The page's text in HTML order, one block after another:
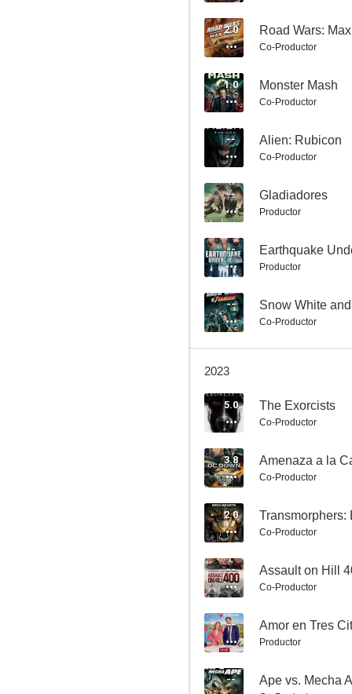
Nazis en el centro de la Tierra
6.0
Masters del universo
5.5
2.0 Road Wars:
Co-Productor
1.0 Monster Mash
Co-Productor
-- Alien: Rubicon
Co-Productor
-- Gladiadores
Productor
-- Earthquake
Productor
-- Snow White
Co-Productor
2023
5.0 The Exorcists
Co-Productor
3.8 Amenaza a la
Co-Productor
2.0 Transmorphers:
Co-Productor
-- Assault on Hill
Co-Productor
-- Amor en Tres
Productor
-- Ape vs. Mecha